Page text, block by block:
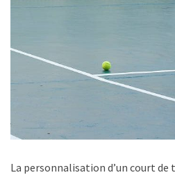
La personnalisation d’un court de